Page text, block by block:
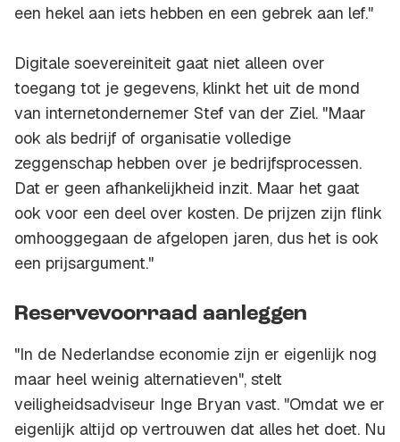
een hekel aan iets hebben en een gebrek aan lef."
Digitale soevereiniteit gaat niet alleen over
toegang tot je gegevens, klinkt het uit de mond
van internetondernemer Stef van der Ziel. "Maar
ook als bedrijf of organisatie volledige
zeggenschap hebben over je bedrijfsprocessen.
Dat er geen afhankelijkheid inzit. Maar het gaat
ook voor een deel over kosten. De prijzen zijn flink
omhooggegaan de afgelopen jaren, dus het is ook
een prijsargument."
Reservevoorraad aanleggen
"In de Nederlandse economie zijn er eigenlijk nog
maar heel weinig alternatieven", stelt
veiligheidsadviseur Inge Bryan vast. "Omdat we er
eigenlijk altijd op vertrouwen dat alles het doet. Nu